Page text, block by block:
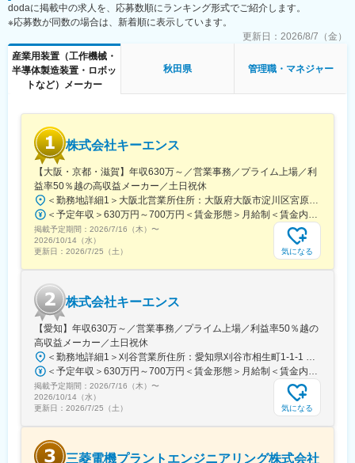
エンジニアリングチームとのインターフェースを通じて、顧客満
足度を最大限にすること。
・地域レベルでのNPIプログラム／プロジェクトの成功を確保し、
主要なKLAプラットフォームおよび技術の実装と採用をサポート
するために、クロスファンクショナルなリモートチームと協力お
よび連携を図ること。
・P&Lの直接所有およびビジネスのすべての側面における継続的
・顧客会議（OC、KPI、定期サービス会議）の定期的な開催、準
備および未解決タスクのフォローアップ。
・顧客の運用KPIを達成するための運用活動の推進。
・必要な設置日について、顧客および設置チームと調整および連
携を図ること。
・CSE、顧客、内部専門家、シニアマネジメントと連携して顧客
エスカレーションを処理すること。
・サービス管理チームとともに請求可能な活動を確認および管理
すること。
・地域目標を達成するために、顧客サポートエンジニアのチーム
を育成および管理し、彼らの成長経路と適切なトレーニングを確
保すること。
dodaに掲載中の求人を、応募数順にランキング形式でご紹介します。
※応募数が同数の場合は、新着順に表示しています。
更新日： 2026/8/7（金）
産業用装置（工作機械・
半導体製造装置・ロボッ
トなど）メーカー
秋田県 管理職・マネジャー
株式会社キーエンス
【大阪・京都・滋賀】年収630万～／営業事務／プライム上場／利
益率50％越の高収益メーカー／土日祝休
＜勤務地詳細1＞大阪北営業所住所：大阪府大阪市淀川区宮原3-5-36 新大阪トラストタワー勤務地最寄駅：新大阪駅受動喫煙対策：敷地内喫煙可能場所あり＜勤務地詳細2＞京都営業所住所：京都府京都市下京区四条通室町東入函谷鉾町101 アーバンネット四条烏丸ビル受動喫煙対策：屋内全面禁煙＜勤務地詳細3＞滋賀営業所住所：滋賀県大津市中央2-2-6 受動喫煙対策：屋内全面禁煙変更の範囲：会社の定める事業所
＜予定年収＞630万円～700万円＜賃金形態＞月給制＜賃金内訳＞月額（基本給）：279,000円～281,000円＜月給＞279,000円～281,000円＜昇給有無＞有＜残業手当＞有＜給与補足＞上記は入社初年度の想定年収です。※月給の金額とは別で、残業代、業績賞与支給有り※賞与：年4回、昇給：年1～2回※経験・能力等を考慮の上、同社規定により待遇を決定します※年収は会社業績によって変動することがあります賃金はあくまでも目安の金額であり、選考を通じて上下する可能性があります。月給(月額)は固定手当を含めた表記です。
掲載予定期間： 2026/7/16（木） 〜
2026/10/14（水）
更新日： 2026/7/25（土） 気になる
株式会社キーエンス
【愛知】年収630万～／営業事務／プライム上場／利益率50％越の
高収益メーカー／土日祝休
＜勤務地詳細1＞刈谷営業所住所：愛知県刈谷市相生町1-1-1 アドバンス・スクエア刈谷勤務地最寄駅：JR線／刈谷駅受動喫煙対策：敷地内喫煙可能場所あり＜勤務地詳細2＞一宮営業所住所：愛知県一宮市本町2-2-2 JES一宮ビル勤務地最寄駅：JR線／尾張一宮駅受動喫煙対策：敷地内喫煙可能場所あり＜勤務地詳細3＞名古屋営業所住所：愛知県名古屋市中区錦2-4-15 ORE錦二丁目ビル勤務地最寄駅：丸の内駅受動喫煙対策：敷地内喫煙可能場所あり変更の範囲：会社の定める事業所
＜予定年収＞630万円～700万円＜賃金形態＞月給制＜賃金内訳＞月額（基本給）：279,000円～281,000円＜月給＞279,000円～281,000円＜昇給有無＞有＜残業手当＞有＜給与補足＞上記は入社初年度の想定年収です。※月給の金額とは別で、残業代、業績賞与支給有り※賞与：年4回、昇給：年1～2回※経験・能力等を考慮の上、同社規定により待遇を決定します※年収は会社業績によって変動することがあります賃金はあくまでも目安の金額であり、選考を通じて上下する可能性があります。月給(月額)は固定手当を含めた表記です。
掲載予定期間： 2026/7/16（木） 〜
2026/10/14（水）
更新日： 2026/7/25（土） 気になる
三菱電機プラントエンジニアリング株式会社